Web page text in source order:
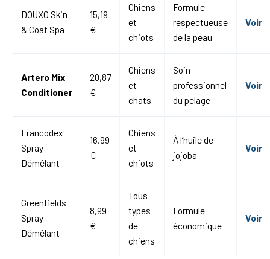
DOUXO Skin
& Coat Spa
15,19
€
Chiens
et
chiots
Formule
respectueuse
de la peau
Voir
Artero Mix
Conditioner
20,87
€
Chiens
et
chats
Soin
professionnel
du pelage
Voir
Francodex
Spray
Démêlant
16,99
€
Chiens
et
chiots
À l’huile de
jojoba
Voir
Greenfields
Spray
Démêlant
8,99
€
Tous
types
de
chiens
Formule
économique
Voir